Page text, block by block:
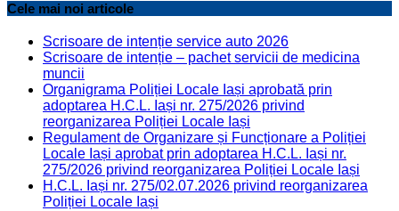
Cele mai noi articole
Scrisoare de intenție service auto 2026
Scrisoare de intenție – pachet servicii de medicina
muncii
Organigrama Poliției Locale Iași aprobată prin
adoptarea H.C.L. Iași nr. 275/2026 privind
reorganizarea Poliției Locale Iași
Regulament de Organizare și Funcționare a Poliției
Locale Iași aprobat prin adoptarea H.C.L. Iași nr.
275/2026 privind reorganizarea Poliției Locale Iași
H.C.L. Iași nr. 275/02.07.2026 privind reorganizarea
Poliției Locale Iași